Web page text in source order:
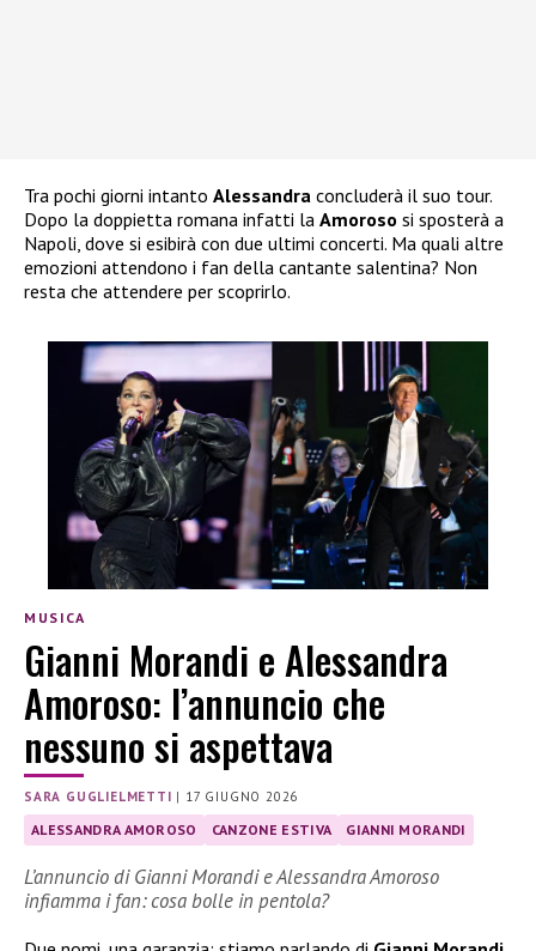
Tra pochi giorni intanto Alessandra concluderà il suo tour.
Dopo la doppietta romana infatti la Amoroso si sposterà a
Napoli, dove si esibirà con due ultimi concerti. Ma quali altre
emozioni attendono i fan della cantante salentina? Non
resta che attendere per scoprirlo.
MUSICA
Gianni Morandi e Alessandra
Amoroso: l’annuncio che
nessuno si aspettava
SARA GUGLIELMETTI | 17 GIUGNO 2026
ALESSANDRA AMOROSO CANZONE ESTIVA GIANNI MORANDI
L’annuncio di Gianni Morandi e Alessandra Amoroso
infiamma i fan: cosa bolle in pentola?